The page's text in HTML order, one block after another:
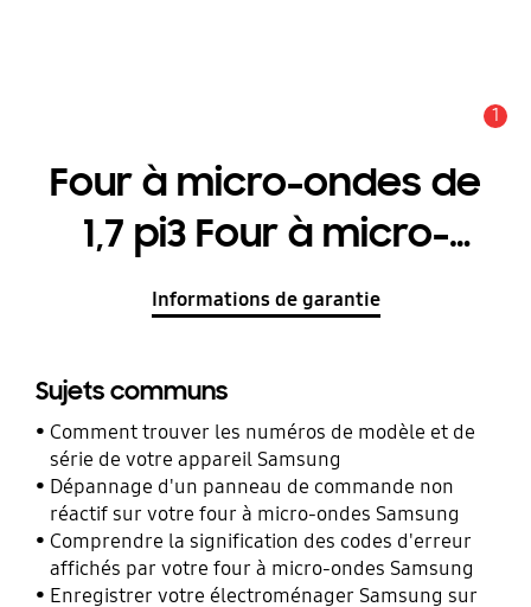
1
Four à micro-ondes de
1,7 pi3 Four à micro-
ondes avec 300 CFM
Informations de garantie
Sujets communs
Comment trouver les numéros de modèle et de
série de votre appareil Samsung
Dépannage d'un panneau de commande non
réactif sur votre four à micro-ondes Samsung
Comprendre la signification des codes d'erreur
affichés par votre four à micro-ondes Samsung
Enregistrer votre électroménager Samsung sur